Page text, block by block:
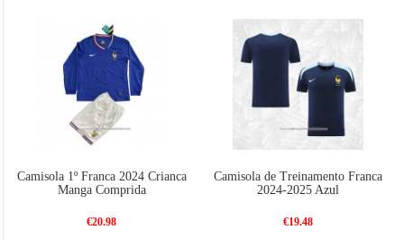
Camisola 1º Franca 2024 Crianca
Manga Comprida
€20.98
Camisola de Treinamento Franca
2024-2025 Azul
€19.48